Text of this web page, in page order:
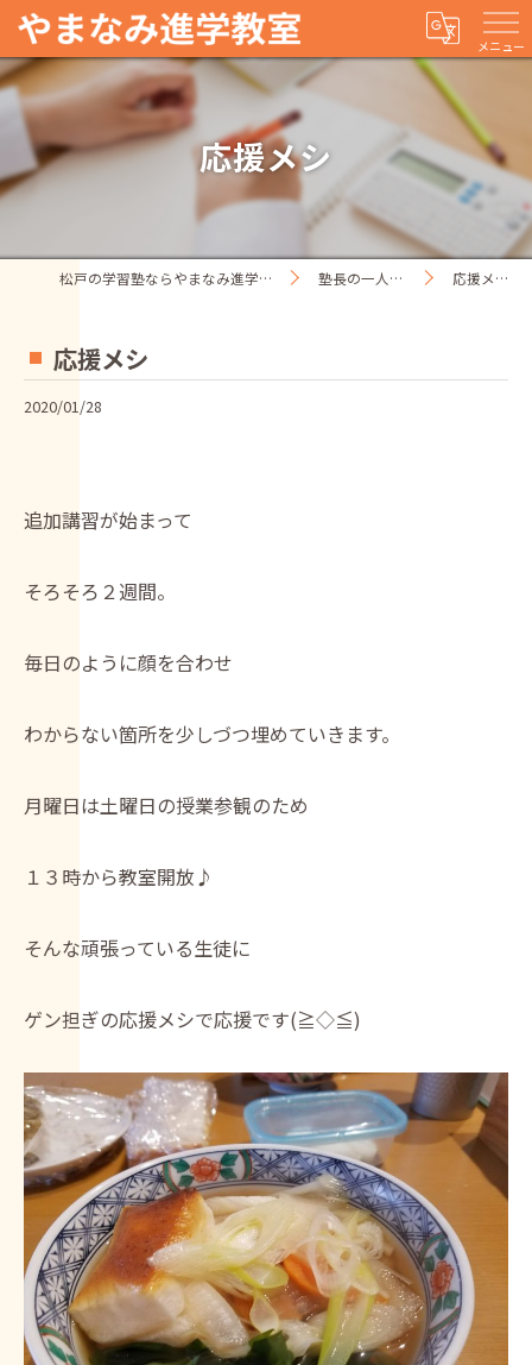
メニュー
応援メシ
松戸の学習塾ならやまなみ進学教室 塾長の一人ごと 応援メシ
応援メシ
2020/01/28
追加講習が始まって
そろそろ２週間。
毎日のように顔を合わせ
わからない箇所を少しづつ埋めていきます。
月曜日は土曜日の授業参観のため
１３時から教室開放♪
そんな頑張っている生徒に
ゲン担ぎの応援メシで応援です(≧◇≦)